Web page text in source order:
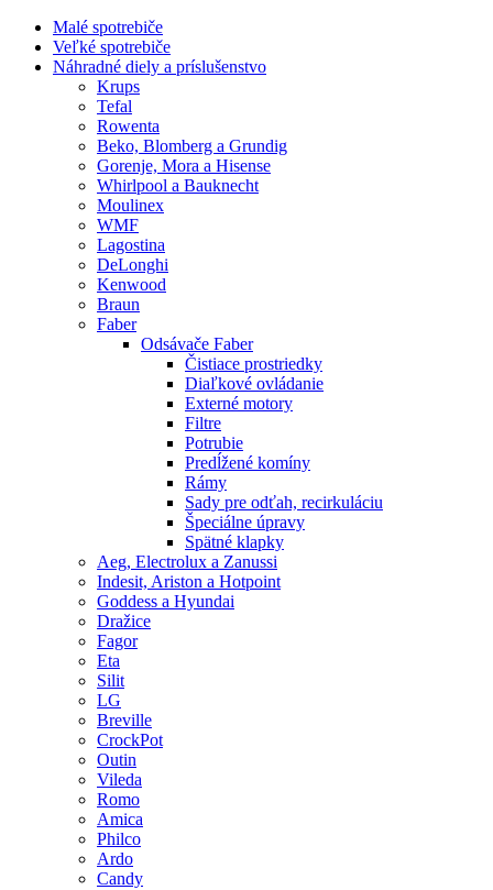
Malé spotrebiče
Veľké spotrebiče
Náhradné diely a príslušenstvo
Krups
Tefal
Rowenta
Beko, Blomberg a Grundig
Gorenje, Mora a Hisense
Whirlpool a Bauknecht
Moulinex
WMF
Lagostina
DeLonghi
Kenwood
Braun
Faber
Odsávače Faber
Čistiace prostriedky
Diaľkové ovládanie
Externé motory
Filtre
Potrubie
Predĺžené komíny
Rámy
Sady pre odťah, recirkuláciu
Špeciálne úpravy
Spätné klapky
Aeg, Electrolux a Zanussi
Indesit, Ariston a Hotpoint
Goddess a Hyundai
Dražice
Fagor
Eta
Silit
LG
Breville
CrockPot
Outin
Vileda
Romo
Amica
Philco
Ardo
Candy